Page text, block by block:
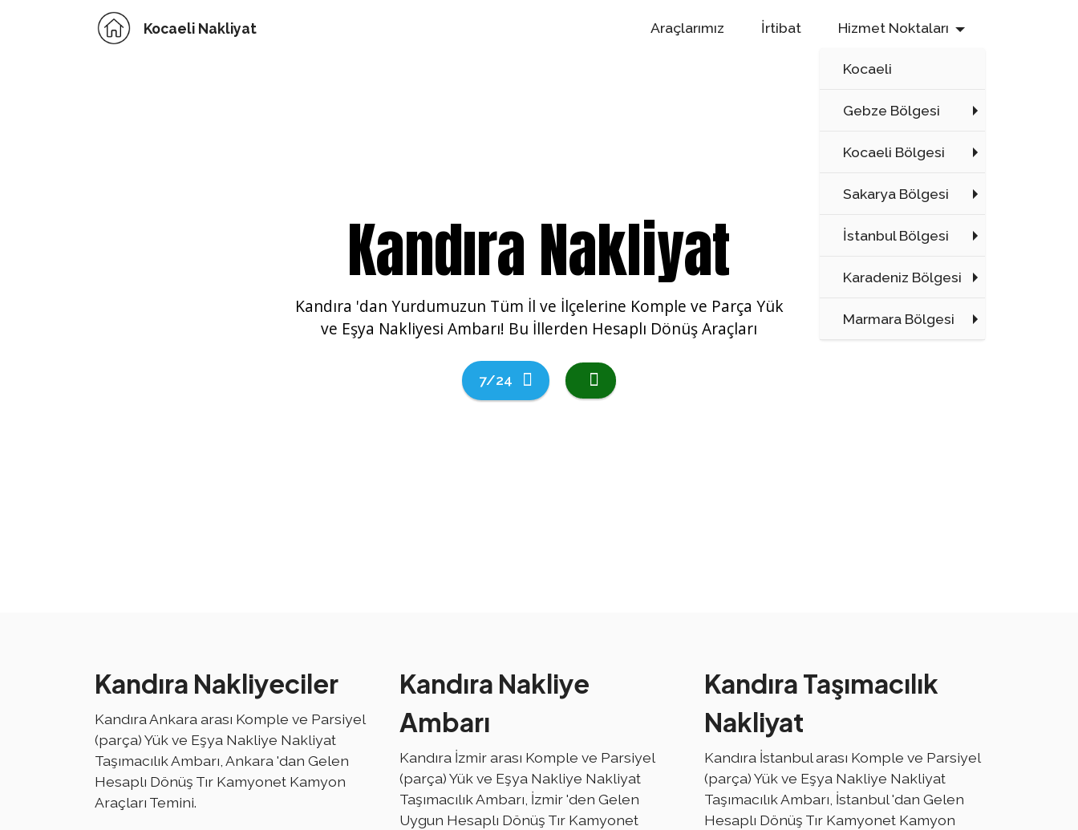
Kocaeli Nakliyat Araçlarımız İrtibat Hizmet Noktaları
Kocaeli
Gebze Bölgesi
Kocaeli Bölgesi
Sakarya Bölgesi
İstanbul Bölgesi
Karadeniz Bölgesi
Marmara Bölgesi
Kandıra Nakliyat
Kandıra 'dan Yurdumuzun Tüm İl ve İlçelerine Komple ve Parça Yük
ve Eşya Nakliyesi Ambarı! Bu İllerden Hesaplı Dönüş Araçları
7/24
Kandıra Nakliyeciler
Kandıra Ankara arası Komple ve Parsiyel
(parça) Yük ve Eşya Nakliye Nakliyat
Taşımacılık Ambarı, Ankara 'dan Gelen
Hesaplı Dönüş Tır Kamyonet Kamyon
Araçları Temini.
Kandıra Nakliye
Ambarı
Kandıra İzmir arası Komple ve Parsiyel
(parça) Yük ve Eşya Nakliye Nakliyat
Taşımacılık Ambarı, İzmir 'den Gelen
Uygun Hesaplı Dönüş Tır Kamyonet
Kandıra Taşımacılık
Nakliyat
Kandıra İstanbul arası Komple ve Parsiyel
(parça) Yük ve Eşya Nakliye Nakliyat
Taşımacılık Ambarı, İstanbul 'dan Gelen
Hesaplı Dönüş Tır Kamyonet Kamyon